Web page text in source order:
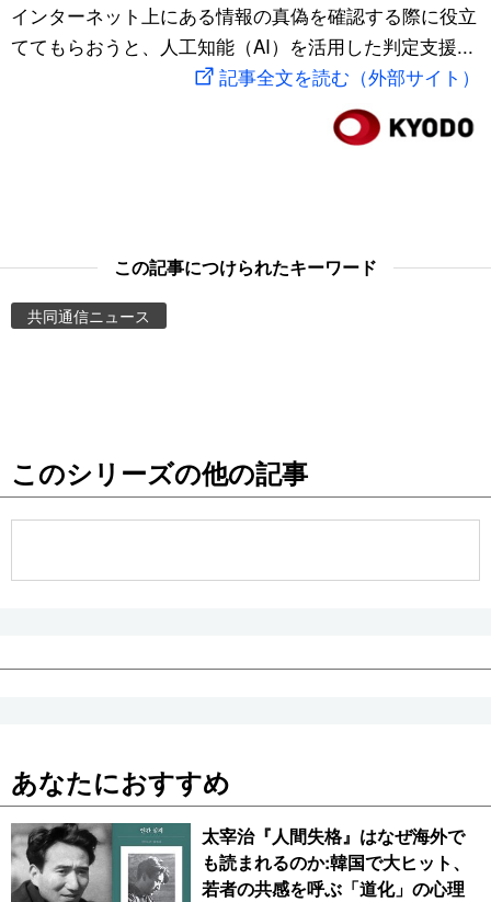
文化
動画/Live
お知らせ
スポーツ・東京2020
インターネット上にある情報の真偽を確認する際に役立
ててもらおうと、人工知能（AI）を活用した判定支援...
記事全文を読む（外部サイト）
この記事につけられたキーワード
共同通信ニュース
このシリーズの他の記事
あなたにおすすめ
太宰治『人間失格』はなぜ海外で
も読まれるのか:韓国で大ヒット、
若者の共感を呼ぶ「道化」の心理